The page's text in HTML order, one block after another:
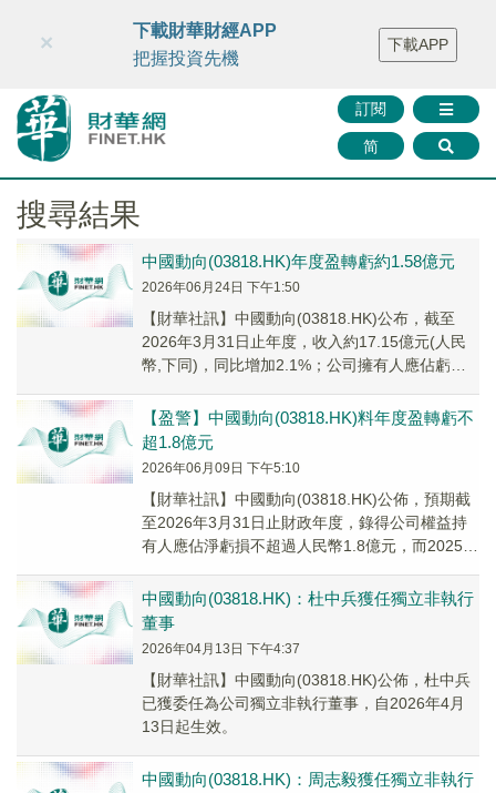
財華智庫網 FINTV FINMETA 財華證券 媒體矩陣
智庫沙龍
聯絡我們
訂閱
简
×
下載財華財經APP
把握投資先機
下載APP
搜尋結果
中國動向(03818.HK)年度盈轉虧約1.58億元
2026年06月24日 下午1:50
【財華社訊】中國動向(03818.HK)公布，截至
2026年3月31日止年度，收入約17.15億元(人民
幣,下同)，同比增加2.1%；公司擁有人應佔虧損
【盈警】中國動向(03818.HK)料年度盈轉虧不
超1.8億元
2026年06月09日 下午5:10
【財華社訊】中國動向(03818.HK)公佈，預期截
至2026年3月31日止財政年度，錄得公司權益持
有人應佔淨虧損不超過人民幣1.8億元，而2025年
中國動向(03818.HK)：杜中兵獲任獨立非執行
董事
2026年04月13日 下午4:37
​【財華社訊】中國動向(03818.HK)公佈，杜中兵
已獲委任為公司獨立非執行董事，自2026年4月
13日起生效。
中國動向(03818.HK)：周志毅獲任獨立非執行